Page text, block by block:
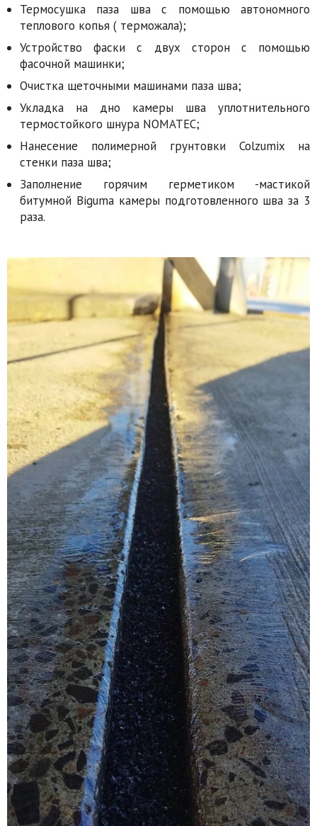
Термосушка паза шва с помощью автономного
теплового копья ( терможала);
Устройство фаски с двух сторон с помощью
фасочной машинки;
Очистка щеточными машинами паза шва;
Укладка на дно камеры шва уплотнительного
термостойкого шнура NOMATEC;
Нанесение полимерной грунтовки Colzumix на
стенки паза шва;
Заполнение горячим герметиком -мастикой
битумной Biguma камеры подготовленного шва за 3
раза.